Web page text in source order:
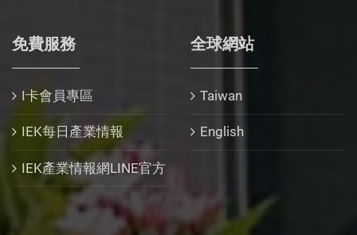
免費服務
I卡會員專區
IEK每日產業情報
IEK產業情報網LINE官方
全球網站
Taiwan
English